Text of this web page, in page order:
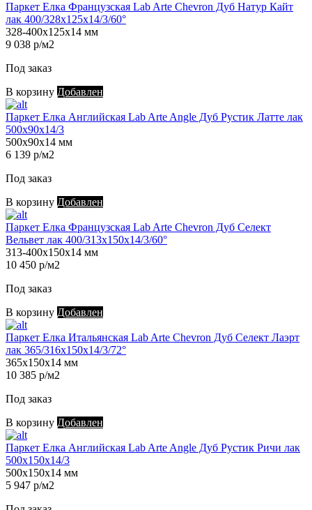
Паркет Елка Французская Lab Arte Chevron Дуб Натур Кайт
лак 400/328х125х14/3/60°
328-400х125х14 мм
9 038 р/м2
Под заказ
В корзину Добавлен
Паркет Елка Английская Lab Arte Angle Дуб Рустик Латте лак
500х90х14/3
500х90х14 мм
6 139 р/м2
Под заказ
В корзину Добавлен
Паркет Елка Французская Lab Arte Chevron Дуб Селект
Вельвет лак 400/313х150х14/3/60°
313-400х150х14 мм
10 450 р/м2
Под заказ
В корзину Добавлен
Паркет Елка Итальянская Lab Arte Chevron Дуб Селект Лаэрт
лак 365/316х150х14/3/72°
365х150х14 мм
10 385 р/м2
Под заказ
В корзину Добавлен
Паркет Елка Английская Lab Arte Angle Дуб Рустик Ричи лак
500х150х14/3
500х150х14 мм
5 947 р/м2